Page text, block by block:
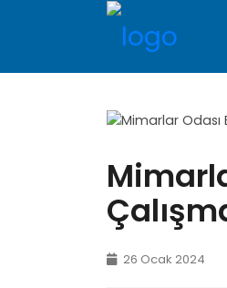
26 Ocak 2024